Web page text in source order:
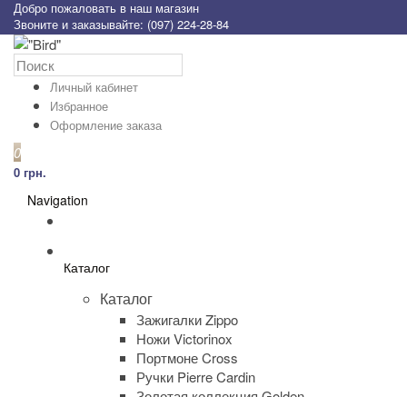
Добро пожаловать в наш магазин
Звоните и заказывайте: (097) 224-28-84
Личный кабинет
Избранное
Оформление заказа
0
0 грн.
Navigation
Каталог
Каталог
Зажигалки Zippo
Ножи Victorinox
Портмоне Cross
Ручки Pierre Cardin